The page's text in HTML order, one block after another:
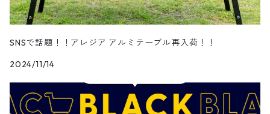
SNSで話題！！アレジア アルミテーブル再入荷！！
2024/11/14